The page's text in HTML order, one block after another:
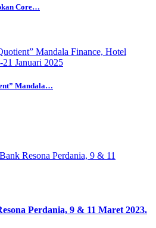
Core…
Mandala…
Perdania, 9 & 11 Maret 2023.